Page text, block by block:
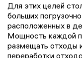
Для этих целей
больших
расположенных в
Мощность каждой
размещать отходы
переработки